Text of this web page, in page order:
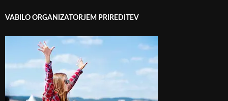
VABILO ORGANIZATORJEM PRIREDITEV